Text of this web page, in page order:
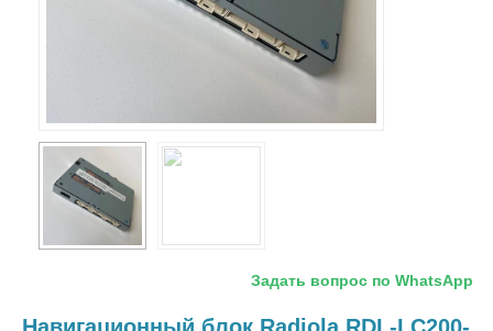
Задать вопрос по WhatsApp